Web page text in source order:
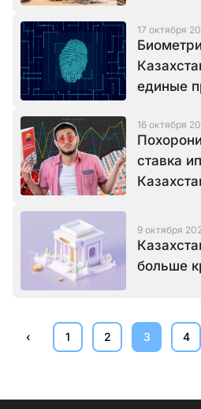
тенге
17 октября
единые
16 октября
ставка
9 октября
больше
‹ 1 2 3 4